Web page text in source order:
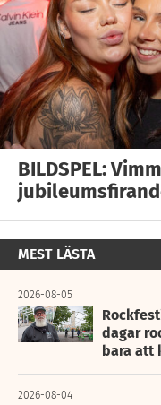
BILDSPEL:
MEST LÄSTA
2026-08-05
dagar
bara att
2026-08-04